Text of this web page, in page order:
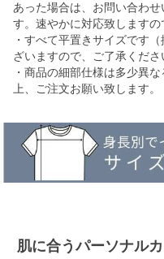
あった場合は、お問い合わ
す。速やかに対応致しますの
・すべて平置きサイズです
ざいますので、ご了承くださ
・商品の細部仕様は多少異
上、ご注文お願い致します。
肌に合うパーソナル